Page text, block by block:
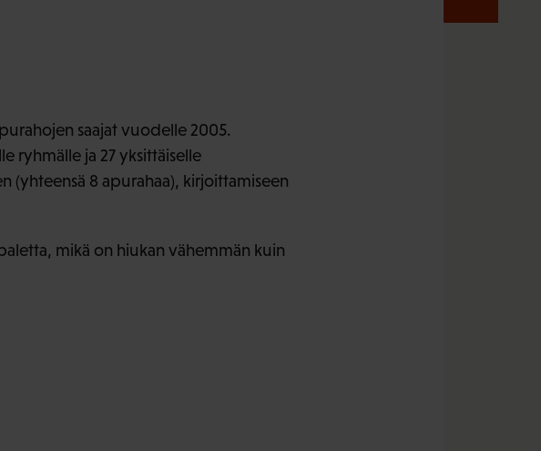
saajat vuodelle 2005.
ryhmälle ja 27 yksittäiselle
(yhteensä 8 apurahaa), kirjoittamiseen
mikä on hiukan vähemmän kuin